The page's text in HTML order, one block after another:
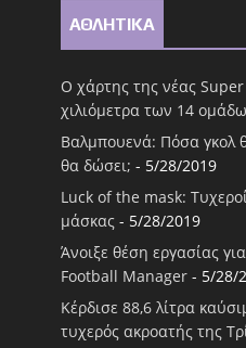
ΑΘΛΗΤΙΚΑ
Ο χάρτης της νέας
χιλιόμετρα των 14
Βαλμπουενά: Πόσα γκολ
θα δώσει; - 5/28/2019
Luck of the mask:
μάσκας - 5/28/2019
Άνοιξε θέση εργασίας
Football Μanager - 5/28/
Κέρδισε 88,6 λίτρα
τυχερός ακροατής της